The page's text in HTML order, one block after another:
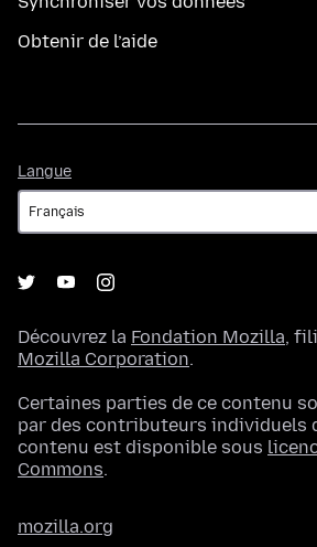
Obtenir de l’aide
Langue
Découvrez la Fondation Mozilla,
Mozilla Corporation.
Certaines parties de ce contenu
par des contributeurs individuels
contenu est disponible sous
Commons.
mozilla.org